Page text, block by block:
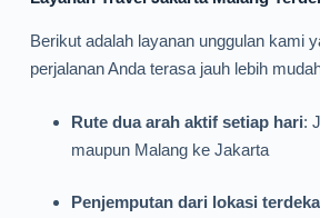
Berikut adalah layanan unggulan kami
perjalanan Anda terasa jauh lebih
Rute dua arah aktif setiap hari:
maupun Malang ke Jakarta
Penjemputan dari lokasi